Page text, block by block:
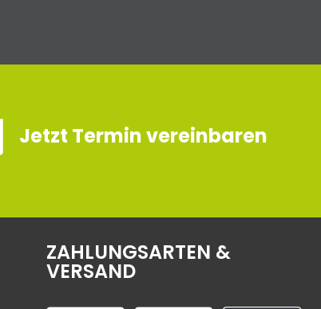
Jetzt Termin vereinbaren
ZAHLUNGSARTEN &
VERSAND